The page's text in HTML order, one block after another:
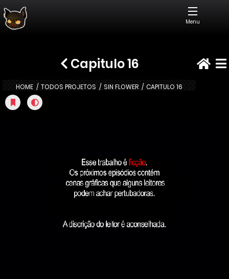
Menu
Capitulo 16
HOME TODOS PROJETOS SIN FLOWER CAPITULO 16